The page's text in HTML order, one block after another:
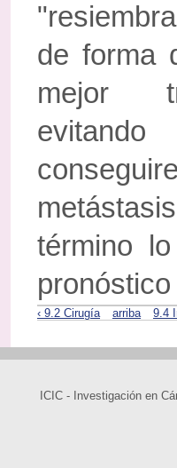
de forma
mejor
término
‹ 9.2 Cirugía arriba 9.4
ICIC - Investigación en